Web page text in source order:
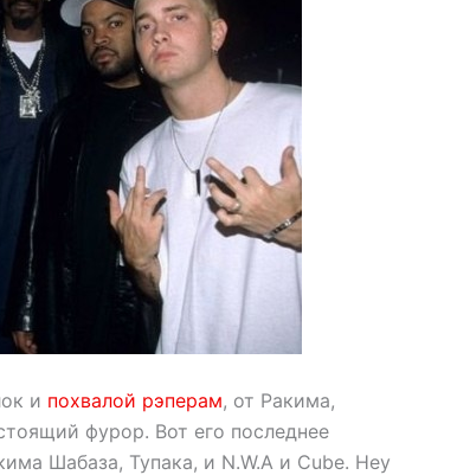
и похвалой рэперам, от Ракима,
фурор. Вот его последнее
Шабаза, Тупака, и N.W.A и Cube. Hey